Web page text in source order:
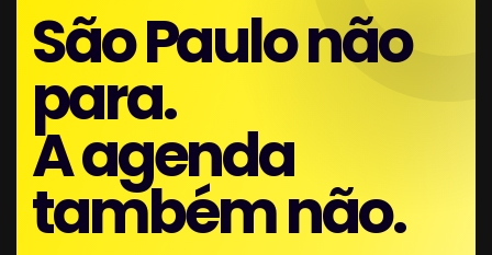
São Paulo não
para.
A agenda
também não.